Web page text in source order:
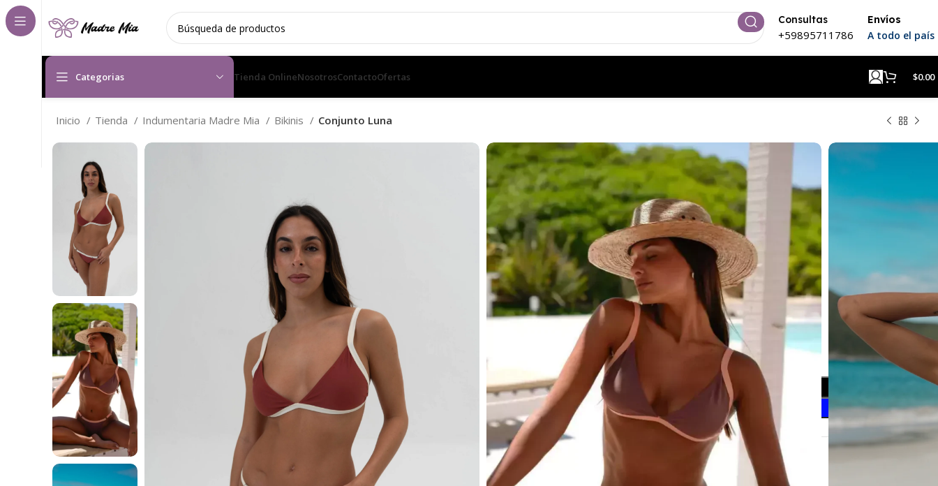
Consultas
+59895711786
Envíos
A todo el país
Categorias Tienda OnlineNosotrosContactoOfertas $0.00
Inicio Tienda Indumentaria Madre Mia Bikinis Conjunto Luna
Conjunto Luna
SKU:N/D
$1,200.00
TALLE
COLOR
Añadir Al Carrito
Comprar Ahora
Comparar
Añadir a lista de deseos